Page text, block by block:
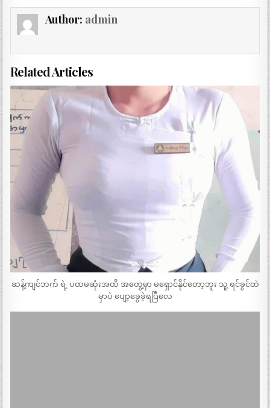
Author: admin
Related Articles
ဆန့်ကျင်ဘက် ရဲ့ ပထမဆုံးအထိ အတွေ့မှာ မရှောင်နိုင်တော့ဘူး သူ့ ရင်ခွင်ထဲ
မှာပဲ ပျော့ခွေခဲ့ရပြီလေ